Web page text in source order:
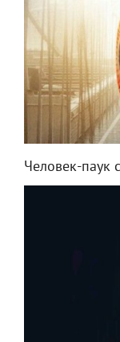
Человек-паук